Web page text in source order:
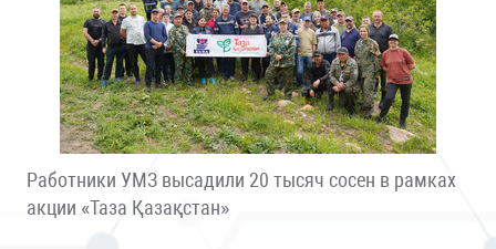
Работники УМЗ высадили 20 тысяч сосен в рамках
акции «Таза Қазақстан»